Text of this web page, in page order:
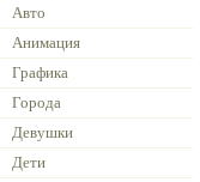
Авто
Анимация
Графика
Города
Девушки
Дети